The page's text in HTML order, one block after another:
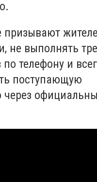
призывают
не выполнять
телефону и
поступающую